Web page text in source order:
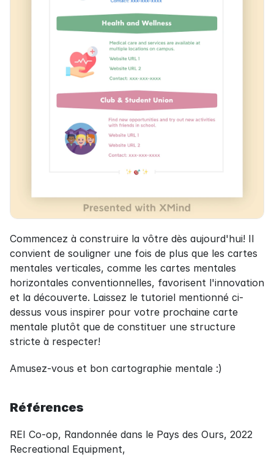
Commencez à construire la vôtre dès aujourd'hui! Il
convient de souligner une fois de plus que les cartes
mentales verticales, comme les cartes mentales
horizontales conventionnelles, favorisent l'innovation
et la découverte. Laissez le tutoriel mentionné ci-
dessus vous inspirer pour votre prochaine carte
mentale plutôt que de constituer une structure
stricte à respecter!
Amusez-vous et bon cartographie mentale :)
Références
REI Co-op, Randonnée dans le Pays des Ours, 2022
Recreational Equipment,